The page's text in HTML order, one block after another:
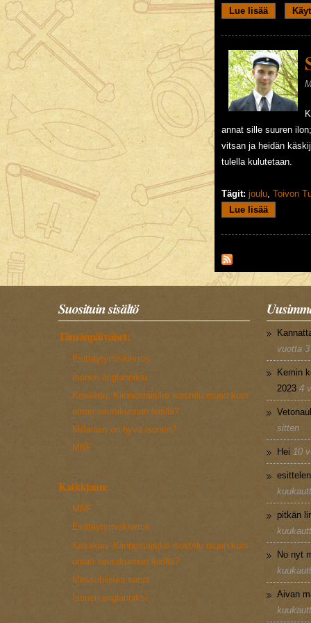
Lue lisää about
annat sille suuren
vitsan ja heidän
tulella kulutetaan.
Tägit: joulu, Toivon
Lue lisääabout
Suosituin sisältö
Tämänpäiväiset:
Esittäytymiskierros
Isonen englanniksi
Kesäkuu: Kiinnostaisiko isostelu muun kuin
oman seurakunnan leirillä?
Millainen on hyvä isonen?
MNF
Kaikkiaan:
MNF
Esittäytymiskierros
Kesäkuu: Kiinnostaisiko isostelu muun kuin
oman seurakunnan leirillä?
Messubiisien sanat
Isonen englanniksi
vuotta
Kemin
2023 4
sitten
Hei 10
pitkän
No nyt
Aivan